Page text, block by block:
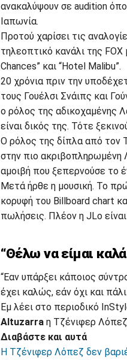
ανακαλύψουν σε audition
Ιαπωνία.
Προτού χαρίσει τις
τηλεοπτικό κανάλι της FOX
Chances” και “Hotel Malibu”.
20 χρόνια πριν την
τους Γουέλσι Σνάιπς και
ο ρόλος της αδικοχαμένης
είναι δικός της. Τότε
Ο ρόλος της δίπλα από τον
στην πιο ακριβοπληρωμένη
αμοιβή που ξεπερνούσε το
Μετά ήρθε η μουσική. Το
κορυφή του Billboard chart
πωλήσεις. Πλέον η JLo
“Θέλω να είμαι
“Eαν υπάρξει κάποιος
έχει καλώς, εάν όχι και
Εμ λέει στο περιοδικό
Altuzarraη Τζένιφερ Λόπεζ
Διαβάστε και αυτά
Η Τζένιφερ Λόπεζ δεν